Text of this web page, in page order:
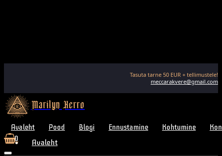
Tasuta tarne 50 EUR + tellimustele!
meccarakvere@gmail.com
Marilyn Kerro
Avaleht Pood Blogi Ennustamine Kohtumine
0 Avaleht